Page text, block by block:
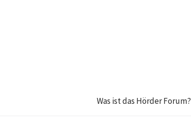
Was ist das Hörder Forum?